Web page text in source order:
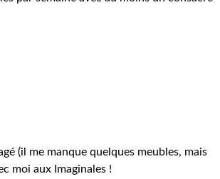
(il me manque quelques meubles, mais
moi aux Imaginales !